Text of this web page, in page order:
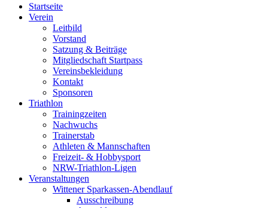
Startseite
Verein
Leitbild
Vorstand
Satzung & Beiträge
Mitgliedschaft Startpass
Vereinsbekleidung
Kontakt
Sponsoren
Triathlon
Trainingzeiten
Nachwuchs
Trainerstab
Athleten & Mannschaften
Freizeit- & Hobbysport
NRW-Triathlon-Ligen
Veranstaltungen
Wittener Sparkassen-Abendlauf
Ausschreibung